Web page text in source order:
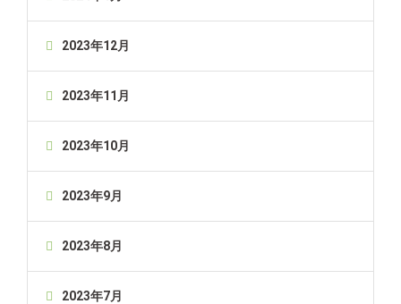
2023年12月
2023年11月
2023年10月
2023年9月
2023年8月
2023年7月